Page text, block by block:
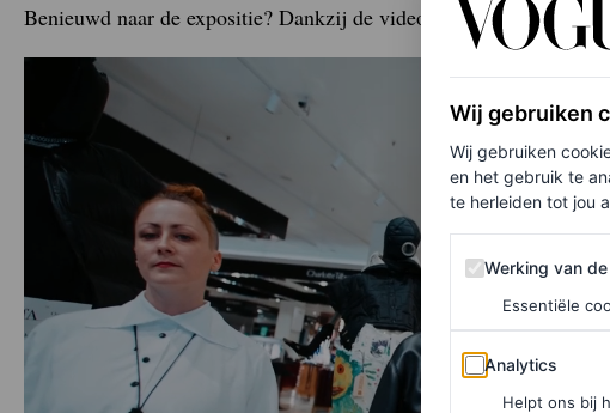
Benieuwd naar de expositie? Dankzij de video van House of
Wij gebruiken
Wij gebruiken
en het gebruik te
te herleiden tot jou
Werking van de
Werking van
Essentiële
Analytics
Analytics
Helpt ons bij